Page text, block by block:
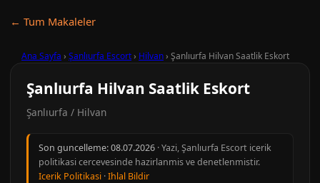
← Tum Makaleler
Ana Sayfa › Şanlıurfa Escort› Hilvan› Şanlıurfa Hilvan Saatlik Eskort
Şanlıurfa Hilvan Saatlik Eskort
Şanlıurfa / Hilvan
Son guncelleme:08.07.2026 · Yazi, Şanlıurfa Escort icerik
politikasi cercevesinde hazirlanmis ve denetlenmistir.
Icerik Politikasi ·Ihlal Bildir